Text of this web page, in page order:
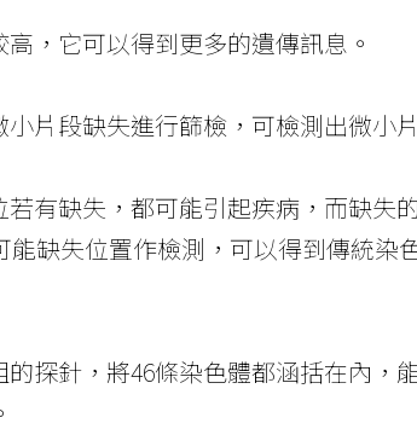
，它可以得到更多的遺傳訊息。
片段缺失進行篩檢，可檢測出微小
若有缺失，都可能引起疾病，而缺失
缺失位置作檢測，可以得到傳統染
探針，將46條染色體都涵括在內，